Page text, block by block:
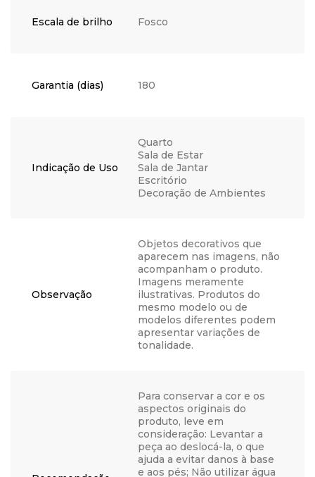
Escala de brilho Fosco
Garantia (dias) 180
Indicação de Uso
Quarto
Sala de Estar
Sala de Jantar
Escritório
Decoração de Ambientes
Observação
Objetos decorativos que
aparecem nas imagens, não
acompanham o produto.
Imagens meramente
ilustrativas. Produtos do
mesmo modelo ou de
modelos diferentes podem
apresentar variações de
tonalidade.
Para conservar a cor e os
aspectos originais do
produto, leve em
consideração: Levantar a
peça ao deslocá-la, o que
ajuda a evitar danos à base
e aos pés; Não utilizar água